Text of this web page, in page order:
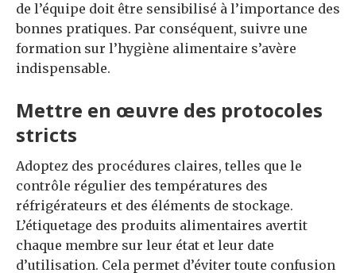
de l’équipe doit être sensibilisé à l’importance des
bonnes pratiques. Par conséquent, suivre une
formation sur l’hygiène alimentaire s’avère
indispensable.
Mettre en œuvre des protocoles
stricts
Adoptez des procédures claires, telles que le
contrôle régulier des températures des
réfrigérateurs et des éléments de stockage.
L’étiquetage des produits alimentaires avertit
chaque membre sur leur état et leur date
d’utilisation. Cela permet d’éviter toute confusion